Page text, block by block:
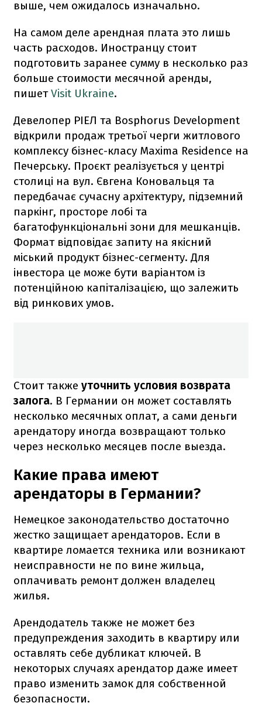
выше, чем ожидалось изначально.
На самом деле арендная плата это лишь
часть расходов. Иностранцу стоит
подготовить заранее сумму в несколько раз
больше стоимости месячной аренды,
пишетVisit Ukraine.
Девелопер РІЕЛ та Bosphorus Development
відкрили продаж третьої черги житлового
комплексу бізнес-класу Maxima Residence на
Печерську. Проєкт реалізується у центрі
столиці на вул. Євгена Коновальця та
передбачає сучасну архітектуру, підземний
паркінг, просторе лобі та
багатофункціональні зони для мешканців.
Формат відповідає запиту на якісний
міський продукт бізнес-сегменту. Для
інвестора це може бути варіантом із
потенційною капіталізацією, що залежить
від ринкових умов.
Стоит также уточнить условия возврата
залога. В Германии он может составлять
несколько месячных оплат, а сами деньги
арендатору иногда возвращают только
через несколько месяцев после выезда.
Какие права имеют
арендаторы в Германии?
Немецкое законодательство достаточно
жестко защищает арендаторов. Если в
квартире ломается техника или возникают
неисправности не по вине жильца,
оплачивать ремонт должен владелец
жилья.
Арендодатель также не может без
предупреждения заходить в квартиру или
оставлять себе дубликат ключей. В
некоторых случаях арендатор даже имеет
право изменить замок для собственной
безопасности.